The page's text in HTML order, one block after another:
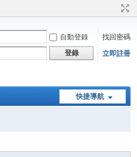
自動登錄
找回密碼
登錄 立即註冊
快捷導航